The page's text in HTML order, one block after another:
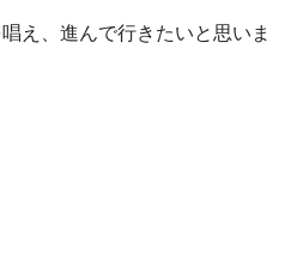
え、進んで行きたいと思いま